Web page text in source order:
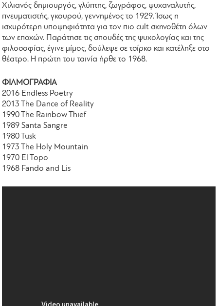
Χιλιανός δημιουργός, γλύπτης, ζωγράφος, ψυχαναλυτής,
πνευματιστής, γκουρού, γεννημένος το 1929. Ίσως η
ισχυρότερη υποψηφιότητα για τον πιο cult σκηνοθέτη όλων
των εποχών. Παράτησε τις σπουδές της ψυχολογίας και της
φιλοσοφίας, έγινε μίμος, δούλεψε σε τσίρκο και κατέληξε στο
θέατρο. Η πρώτη του ταινία ήρθε το 1968.
ΦΙΛΜΟΓΡΑΦΙΑ
2016 Endless Poetry
2013 The Dance of Reality
1990 The Rainbow Thief
1989 Santa Sangre
1980 Tusk
1973 The Holy Mountain
1970 El Topo
1968 Fando and Lis